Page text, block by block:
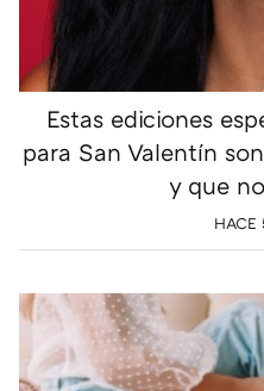
Estas ediciones
para San Valentín
y que
HACE